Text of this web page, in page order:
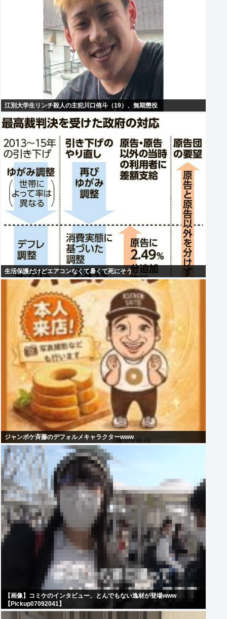
江別大学生リンチ殺人の主犯川口侑斗（19）、無期懲役
生活保護だけどエアコンなくて暑くて死にそう
ジャンポケ斉藤のデフォルメキャラクターwww
【画像】コミケのインタビュー、とんでもない逸材が登場www
【Pickup07092041】